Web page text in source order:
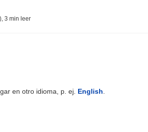
3 min leer
en otro idioma, p. ej. English